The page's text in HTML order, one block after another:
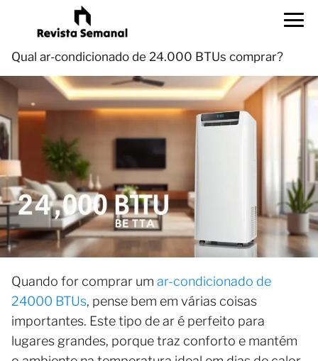
Qual ar-condicionado de 24.000 BTUs comprar?
Quando for comprar um ar-condicionado de
24000 BTUs, pense bem em várias coisas
importantes. Este tipo de ar é perfeito para
lugares grandes, porque traz conforto e mantém